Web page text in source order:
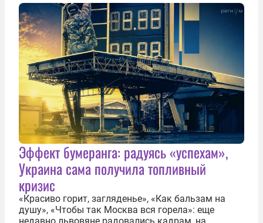
Эффект бумеранга: радуясь «успехам»,
Украина сама получила топливный
кризис
«Красиво горит, загляденье», «Как бальзам на
душу», «Чтобы так Москва вся горела»: еще